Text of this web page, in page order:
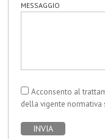
MESSAGGIO
Acconsento al
della vigente normativa
INVIA